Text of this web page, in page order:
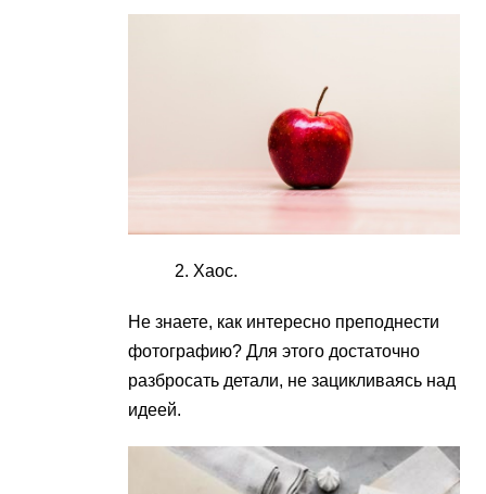
Хаос.
Не знаете, как интересно преподнести
фотографию? Для этого достаточно
разбросать детали, не зацикливаясь над
идеей.